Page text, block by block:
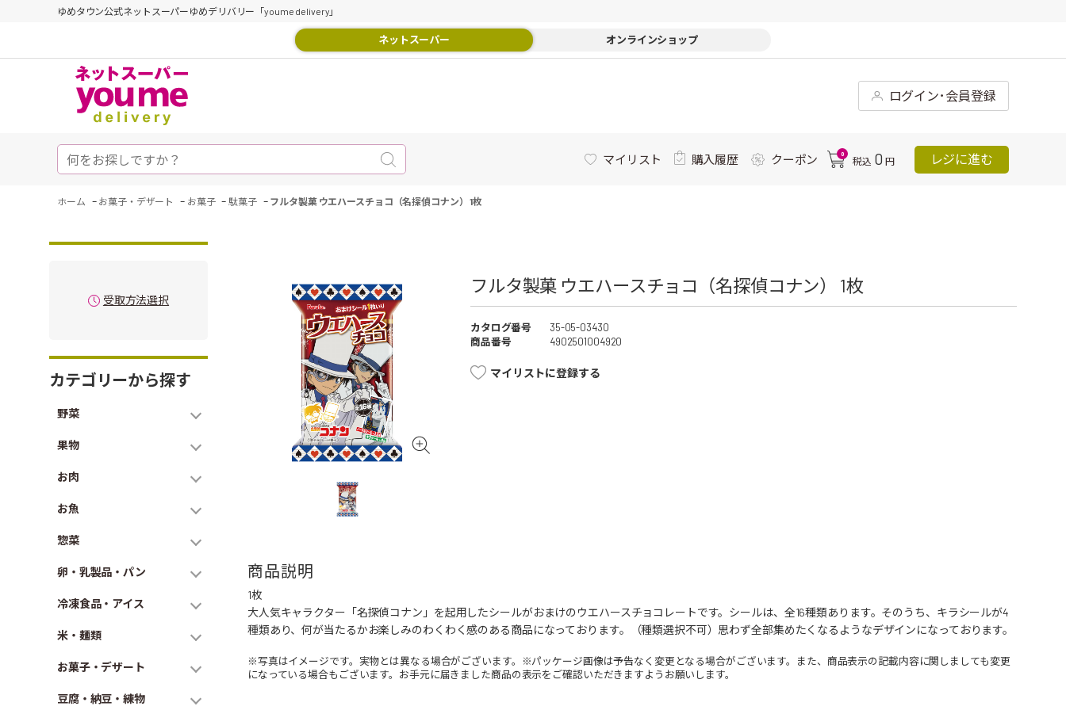
ゆめタウン公式ネットスーパーゆめデリバリー「youme delivery」
ネットスーパー オンラインショップ
ログイン･会員登録
マイリスト 購入履歴 クーポン 0
税込 0 円 レジに進む
ホーム - お菓子・デザート - お菓子 -駄菓子 - フルタ製菓 ウエハースチョコ（名探偵コナン） 1枚
受取方法選択
カテゴリーから探す
野菜
果物
お肉
お魚
惣菜
卵・乳製品・パン
冷凍食品・アイス
米・麺類
お菓子・デザート
豆腐・納豆・練物
フルタ製菓 ウエハースチョコ（名探偵コナン） 1枚
カタログ番号
35-05-03430
商品番号
4902501004920
マイリストに登録する
商品説明
1枚
大人気キャラクター「名探偵コナン」を起用したシールがおまけのウエハースチョコレートです。シールは、全16種類あります。そのうち、キラシールが4
種類あり、何が当たるかお楽しみのわくわく感のある商品になっております。（種類選択不可）思わず全部集めたくなるようなデザインになっております。
※写真はイメージです。実物とは異なる場合がございます。※パッケージ画像は予告なく変更となる場合がございます。また、商品表示の記載内容に関しましても変更
になっている場合もございます。お手元に届きました商品の表示をご確認いただきますようお願いします。